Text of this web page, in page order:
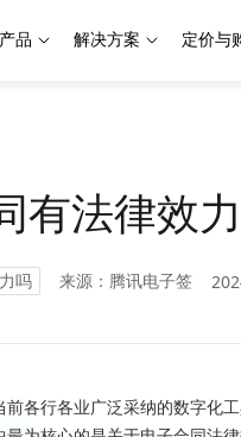
产品 解决方案 定价与
有法律效
吗 来源：腾讯电子签
前各行各业广泛采纳的数字化